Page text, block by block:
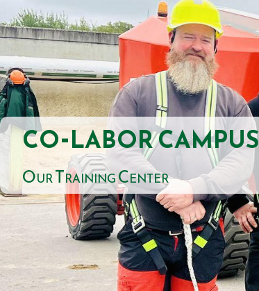
co-labor campus
Our Training Center